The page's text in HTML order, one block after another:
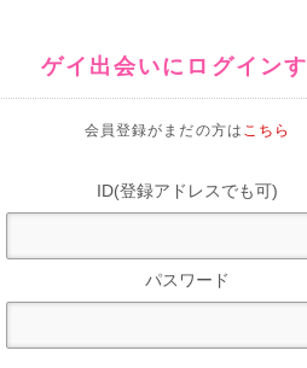
ゲイ出会いにログイン
会員登録がまだの方は こちら
ID(登録アドレスでも可)
パスワード